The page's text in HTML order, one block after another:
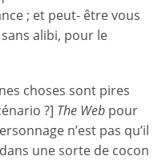
; et peut- être vous
alibi, pour le
choses sont pires
?] The Web pour
n’est pas qu’il
une sorte de cocon